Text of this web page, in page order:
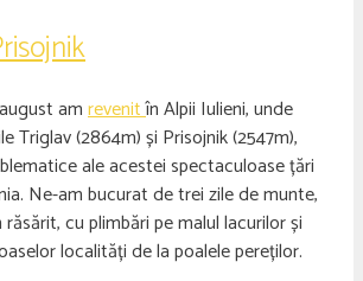
amrevenitîn Alpii Iulieni, unde
Triglav (2864m) și Prisojnik (2547m),
ale acestei spectaculoase țări
Ne-am bucurat de trei zile de munte,
cu plimbări pe malul lacurilor și
localități de la poalele pereților.